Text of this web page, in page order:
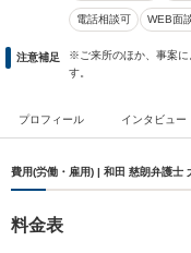
電話相談可 WEB面
注意補足
※ご来所のほか、事案に
す。
プロフィール インタビュー
費用(労働・雇用) | 和田 慈朗弁護士
料金表